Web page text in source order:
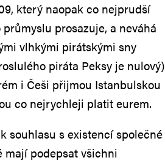
který naopak co nejprudší
prosazuje, a neváhá
vlhkými pirátskými sny
piráta Peksy je nulový)
i Češi přijmou Istanbulskou
co nejrychleji platit eurem.
souhlasu s existencí společné
mají podepsat všichni